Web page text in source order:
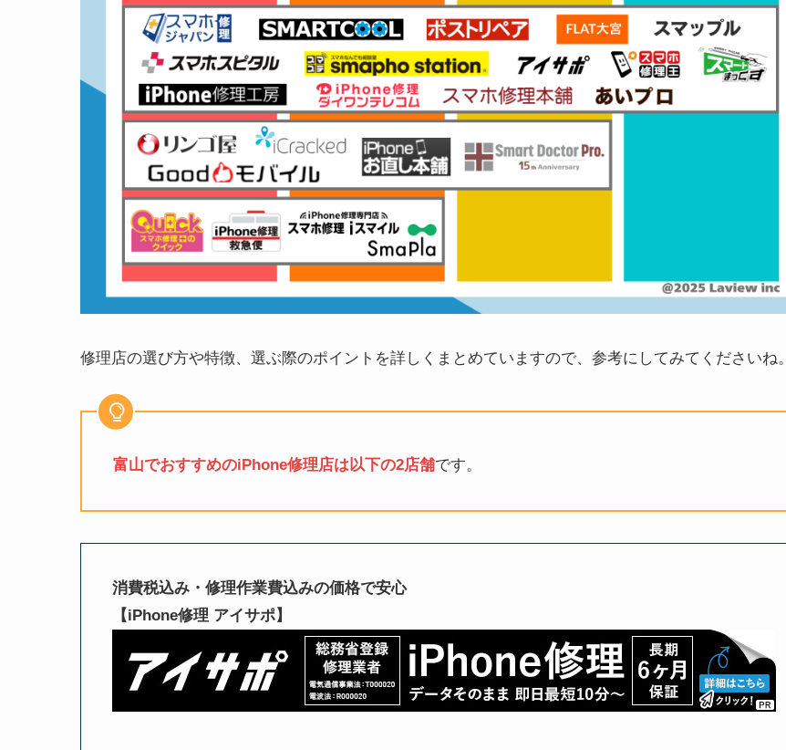
修理店の選び方や特徴、選ぶ際のポイントを詳しくまとめていますので、参考にしてみてくださいね。
富山でおすすめのiPhone修理店は以下の2店舗です。
消費税込み・修理作業費込みの価格で安心
【iPhone修理 アイサポ】